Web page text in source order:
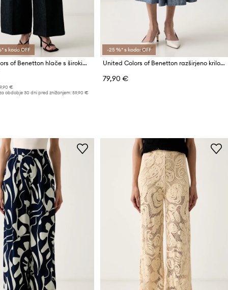
s kodo OFF
United Colors of Benetton hlače s širokimi hlačnicami ženske
€
obdobje 30 dni pred znižanjem: 59,90 €
-25 %* s kodo: OFF
United Colors of Benetton razširjeno krilo bombažno
79,90 €